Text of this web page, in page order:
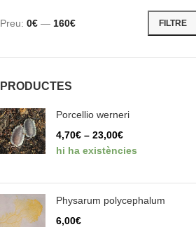
FILTRE
Preu: 0€ — 160€
PRODUCTES
Porcellio werneri
4,70€ – 23,00€
hi ha existències
Physarum polycephalum
6,00€